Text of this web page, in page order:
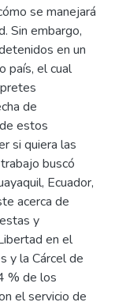
se manejará
Sin embargo,
en un
país, el cual
de
estos
si quiera las
buscó
Ecuador,
acerca de
y
en el
y la Cárcel de
% de los
el servicio de